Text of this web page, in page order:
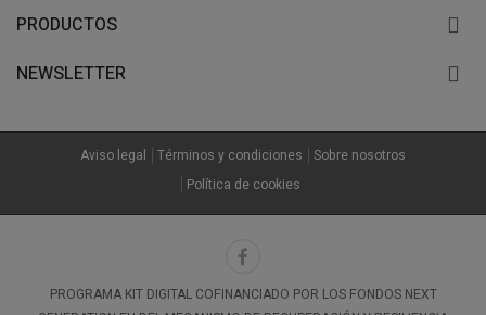
PRODUCTOS
NEWSLETTER
Aviso legal Términos y condiciones
Sobre nosotros
Política de cookies
PROGRAMA KIT DIGITAL COFINANCIADO POR LOS FONDOS NEXT